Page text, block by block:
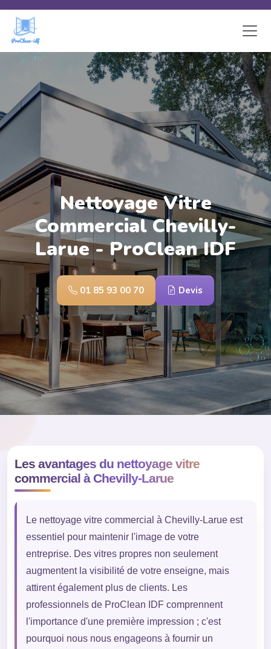
Skip to main content
Nettoyage Vitre
Commercial Chevilly-
Larue - ProClean IDF
01 85 93 00 70 Devis
Les avantages du nettoyage vitre
commercial à Chevilly-Larue
Le nettoyage vitre commercial à Chevilly-Larue est
essentiel pour maintenir l'image de votre
entreprise. Des vitres propres non seulement
augmentent la visibilité de votre enseigne, mais
attirent également plus de clients. Les
professionnels de ProClean IDF comprennent
l'importance d'une première impression ; c'est
pourquoi nous nous engageons à fournir un